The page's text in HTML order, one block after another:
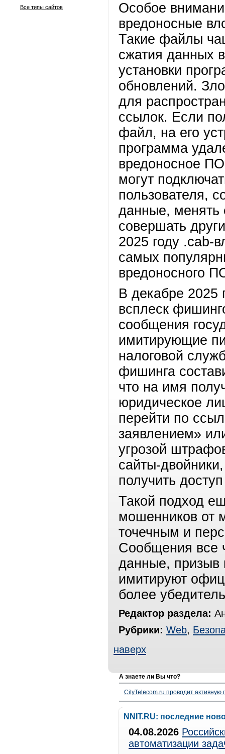
Все типы сайтов
Особое
вредоносные
Такие файлы
сжатия данных
установки
обновлений.
для
ссылок. Если
файл, на его
программа
вредоносное
могут
пользователя,
данные, менять
совершать
2025 году .cab-
самых
вредоносного
В декабре 2025
всплеск
сообщения
имитирующие
налоговой
фишинга
что на имя
юридическое
перейти по
заявлением»
угрозой
сайты-
получить
Такой подход
мошенников от
точечным и
Сообщения все
данные, призыв
имитируют
более
Редактор раздела:
Рубрики: Web,
наверх
А знаете ли Вы что?
CityTelecom.ru проводит активную
NNIT.RU: последние
04.08.2026
автоматизации